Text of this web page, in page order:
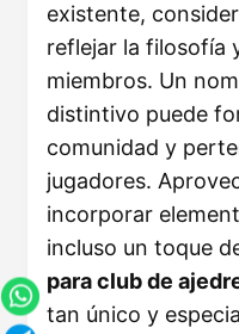
existente,
reflejar la filosofía
miembros. Un
distintivo puede
comunidad y
jugadores.
incorporar
incluso un toque
para club de
tan único y